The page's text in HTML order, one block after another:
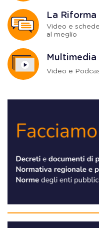
La
Video e
al meglio
Multimedia
Video e